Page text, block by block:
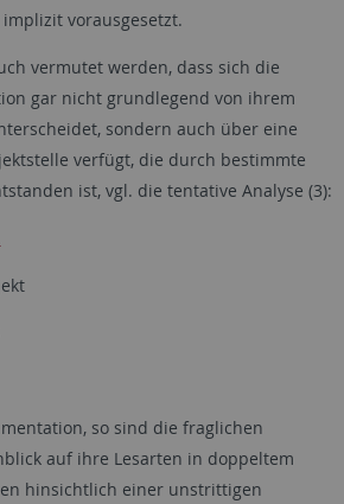
vorausgesetzt.
vermutet werden, dass sich die
gar nicht grundlegend von ihrem
sondern auch über eine
verfügt, die durch bestimmte
ist, vgl. die tentative Analyse (3):
so sind die fraglichen
auf ihre Lesarten in doppeltem
hinsichtlich einer unstrittigen